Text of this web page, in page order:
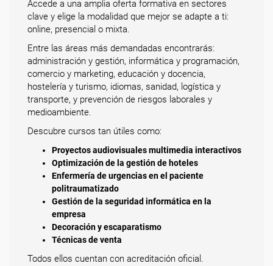
Accede a una amplia oferta formativa en sectores
clave y elige la modalidad que mejor se adapte a ti:
online, presencial o mixta.
Entre las áreas más demandadas encontrarás:
administración y gestión, informática y programación,
comercio y marketing, educación y docencia,
hostelería y turismo, idiomas, sanidad, logística y
transporte, y prevención de riesgos laborales y
medioambiente.
Descubre cursos tan útiles como:
Proyectos audiovisuales multimedia interactivos
Optimización de la gestión de hoteles
Enfermería de urgencias en el paciente
politraumatizado
Gestión de la seguridad informática en la
empresa
Decoración y escaparatismo
Técnicas de venta
Todos ellos cuentan con acreditación oficial.